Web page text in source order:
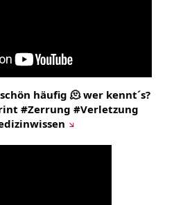
häufig 🫠 wer kennt´s?
#Zerrung #Verletzung